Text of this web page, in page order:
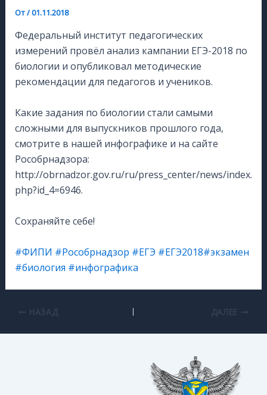
От/01.11.2018
Федеральный институт педагогических
измерений провёл анализ кампании ЕГЭ-2018 по
биологии и опубликовал методические
рекомендации для педагогов и учеников.
Какие задания по биологии стали самыми
сложными для выпускников прошлого года,
смотрите в нашей инфографике и на сайте
Рособрнадзора:
http://obrnadzor.gov.ru/ru/press_center/news/index.
php?id_4=6946.
Сохраняйте себе!
#ФИПИ #Рособрнадзор #ЕГЭ #ЕГЭ2018#экзамен
#биология #инфографика
НАЗАД ДАЛЕЕ